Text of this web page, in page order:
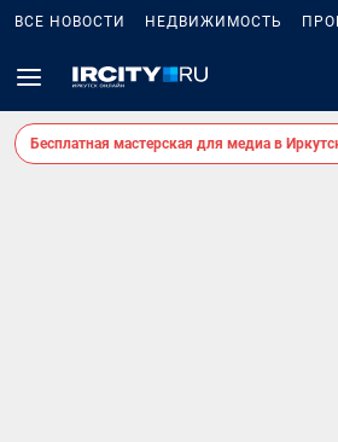
ВСЕ НОВОСТИ НЕДВИЖИМОСТЬ
Бесплатная мастерская для медиа в